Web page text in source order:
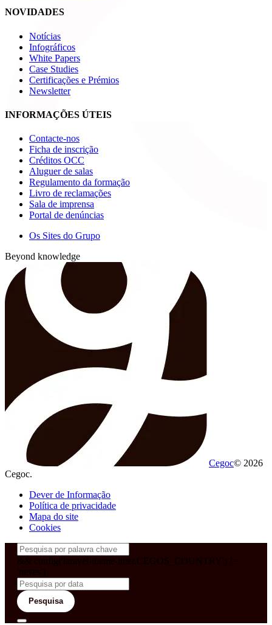
NOVIDADES
Notícias
Infográficos
White Papers
Case Studies
Certificações e Prémios
Newsletter
INFORMAÇÕES ÚTEIS
Contacte-nos
Ficha de inscrição
Créditos OCC
Aluguer de salas
Regulamento da formação
Livro de reclamações
Sala de imprensa
Portal de denúncias
Os Sites do Grupo
Beyond knowledge
Cegoc© 2026
Cegoc.
Dever de Informação
Política de privacidade
Mapa do site
Cookies
&& config('laravel-theme-inter.CEGOS_COUNTRY') !=
'neves')
Pesquisa